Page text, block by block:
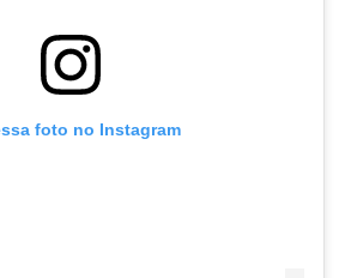
foto no Instagram